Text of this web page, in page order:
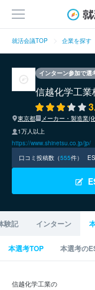
就活会議TOP 企業を探す
インターン参加で選
信越化学工業
東京都
メーカー・製造業(
1万人以上
https://www.shinetsu.co.jp/jp/
口コミ投稿数（555件）
験記 インターン
本選考TOP 本選考の
信越化学工業の